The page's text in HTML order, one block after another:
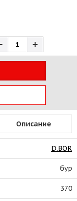
Описание
D.BOR
бур
370